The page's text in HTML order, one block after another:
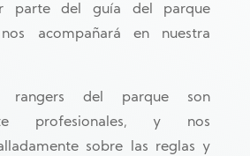
parte del guía del parque
acompañará en nuestra
del parque son
profesionales, y nos
sobre las reglas y